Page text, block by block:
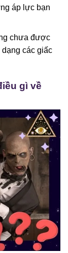
áp lực bạn
chưa được
các giấc
gì về